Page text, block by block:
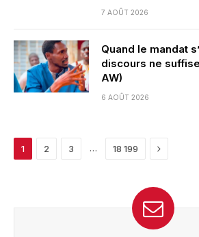
7 AOÛT 2026
Quand le mandat
discours ne
AW)
6 AOÛT 2026
1 2 3 … 18 199 Next